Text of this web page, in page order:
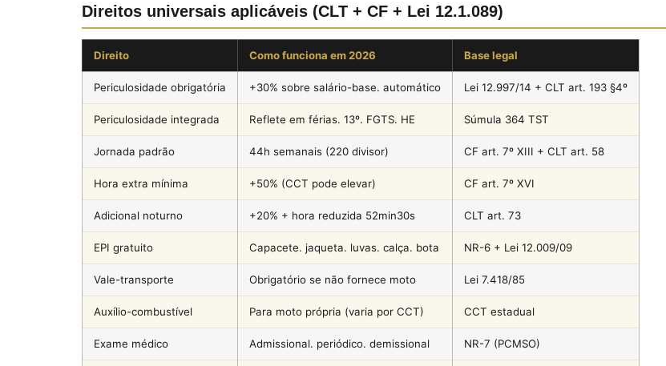
Direitos universais aplicáveis (CLT + CF + Lei 12.1.089)
Direito Como funciona em 2026 Base legal
Periculosidade obrigatória +30% sobre salário-base. automático Lei 12.997/14 + CLT art. 193 §4º
Periculosidade integrada Reflete em férias. 13º. FGTS. HE Súmula 364 TST
Jornada padrão 44h semanais (220 divisor) CF art. 7º XIII + CLT art. 58
Hora extra mínima +50% (CCT pode elevar) CF art. 7º XVI
Adicional noturno +20% + hora reduzida 52min30s CLT art. 73
EPI gratuito Capacete. jaqueta. luvas. calça. bota NR-6 + Lei 12.009/09
Vale-transporte Obrigatório se não fornece moto Lei 7.418/85
Auxílio-combustível Para moto própria (varia por CCT) CCT estadual
Exame médico Admissional. periódico. demissional NR-7 (PCMSO)